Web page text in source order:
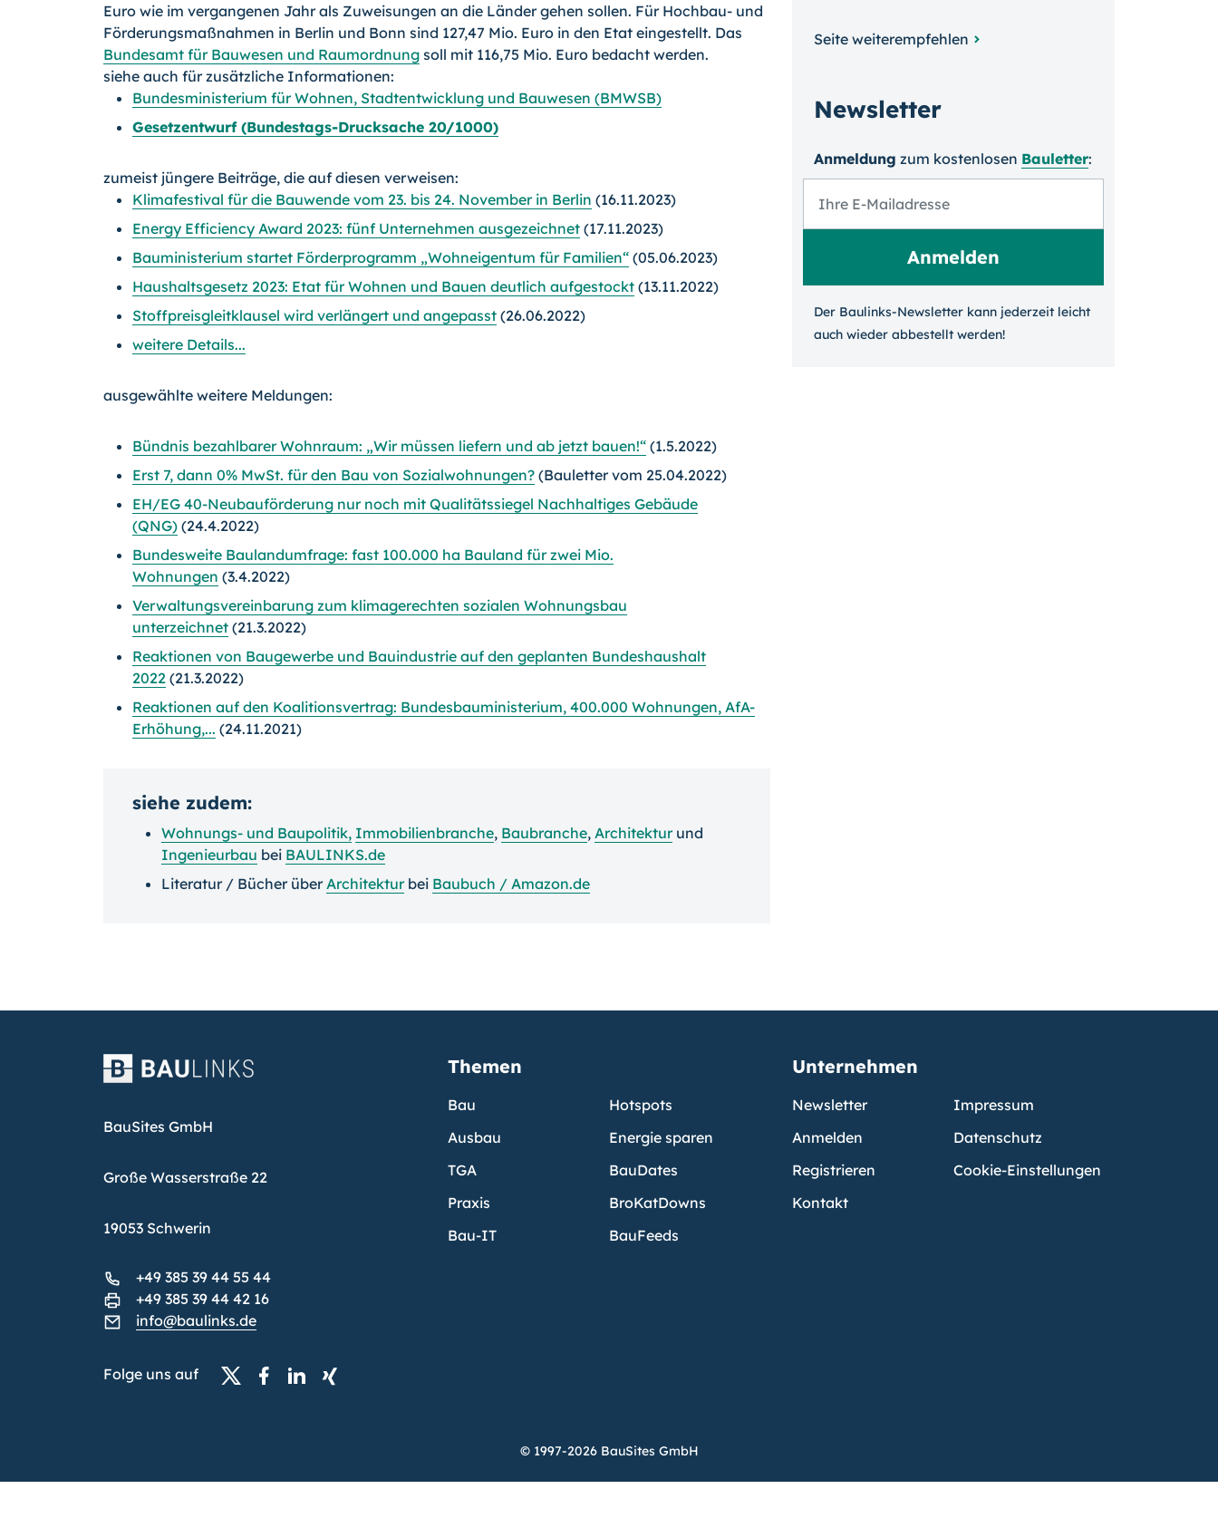
Euro wie im vergangenen Jahr als Zuweisungen an die Länder gehen sollen. Für Hochbau- und
Förderungsmaßnahmen in Berlin und Bonn sind 127,47 Mio. Euro in den Etat eingestellt. Das
Bundesamt für Bauwesen und Raumordnung soll mit 116,75 Mio. Euro bedacht werden.
siehe auch für zusätzliche Informationen:
Bundesministerium für Wohnen, Stadtentwicklung und Bauwesen (BMWSB)
Gesetzentwurf (Bundestags-Drucksache 20/1000)
zumeist jüngere Beiträge, die auf diesen verweisen:
Klimafestival für die Bauwende vom 23. bis 24. November in Berlin (16.11.2023)
Energy Efficiency Award 2023: fünf Unternehmen ausgezeichnet (17.11.2023)
Bauministerium startet Förderprogramm „Wohneigentum für Familien“ (05.06.2023)
Haushaltsgesetz 2023: Etat für Wohnen und Bauen deutlich aufgestockt (13.11.2022)
Stoffpreisgleitklausel wird verlängert und angepasst (26.06.2022)
weitere Details...
ausgewählte weitere Meldungen:
Bündnis bezahlbarer Wohnraum: „Wir müssen liefern und ab jetzt bauen!“ (1.5.2022)
Erst 7, dann 0% MwSt. für den Bau von Sozialwohnungen? (Bauletter vom 25.04.2022)
EH/EG 40-Neubauförderung nur noch mit Qualitätssiegel Nachhaltiges Gebäude
(QNG) (24.4.2022)
Bundesweite Baulandumfrage: fast 100.000 ha Bauland für zwei Mio.
Wohnungen (3.4.2022)
Verwaltungsvereinbarung zum klimagerechten sozialen Wohnungsbau
unterzeichnet (21.3.2022)
Reaktionen von Baugewerbe und Bauindustrie auf den geplanten Bundeshaushalt
2022 (21.3.2022)
Reaktionen auf den Koalitionsvertrag: Bundesbauministerium, 400.000 Wohnungen, AfA-
Erhöhung,... (24.11.2021)
siehe zudem:
Wohnungs- und Baupolitik, Immobilienbranche, Baubranche, Architekturund
Ingenieurbau bei BAULINKS.de
Literatur / Bücher überArchitekturbei Baubuch / Amazon.de
Seite weiterempfehlen
Newsletter
Anmeldung zum kosten­losen Bauletter:
Der Baulinks-Newsletter kann jeder­zeit leicht
auch wieder ab­bestellt werden!
BauSites GmbH
Große Wasserstraße 22
19053 Schwerin
+49 385 39 44 55 44
+49 385 39 44 42 16
info@baulinks.de
Folge uns auf
Themen
Bau
Ausbau
TGA
Praxis
Bau-IT
Hotspots
Energie sparen
BauDates
BroKatDowns
BauFeeds
Unternehmen
Newsletter
Anmelden
Registrieren
Kontakt
Impressum
Datenschutz
Cookie-Einstellungen
© 1997-2026 BauSites GmbH